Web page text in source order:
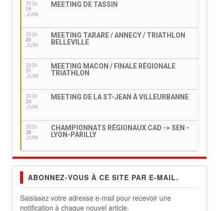
2026
19
JUIN
MEETING DE TASSIN
2026
20
JUIN
MEETING TARARE / ANNECY / TRIATHLON
BELLEVILLE
2026
21
JUIN
MEETING MACON / FINALE RÉGIONALE
TRIATHLON
2026
24
JUIN
MEETING DE LA ST-JEAN À VILLEURBANNE
2026
28
JUIN
CHAMPIONNATS RÉGIONAUX CAD -> SEN -
LYON-PARILLY
ABONNEZ-VOUS À CE SITE PAR E-MAIL.
Saisissez votre adresse e-mail pour recevoir une
notification à chaque nouvel article.